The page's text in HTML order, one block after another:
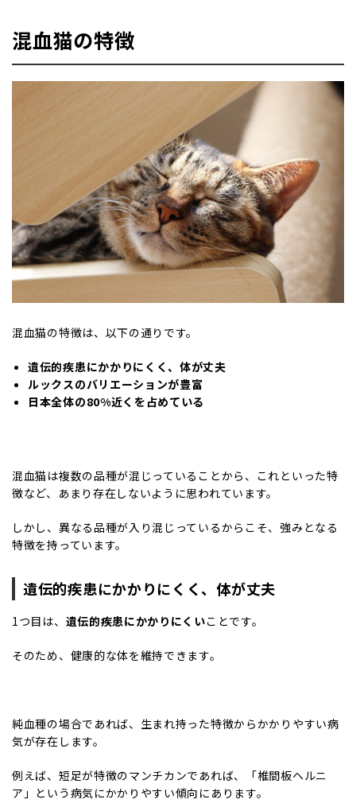
混血猫の特徴
混血猫の特徴は、以下の通りです。
遺伝的疾患にかかりにくく、体が丈夫
ルックスのバリエーションが豊富
日本全体の80%近くを占めている
混血猫は複数の品種が混じっていることから、これといった特
徴など、あまり存在しないように思われています。
しかし、異なる品種が入り混じっているからこそ、強みとなる
特徴を持っています。
遺伝的疾患にかかりにくく、体が丈夫
1つ目は、 遺伝的疾患にかかりにくいことです。
そのため、健康的な体を維持できます。
純血種の場合であれば、生まれ持った特徴からかかりやすい病
気が存在します。
例えば、短足が特徴のマンチカンであれば、「椎間板ヘルニ
ア」という病気にかかりやすい傾向にあります。